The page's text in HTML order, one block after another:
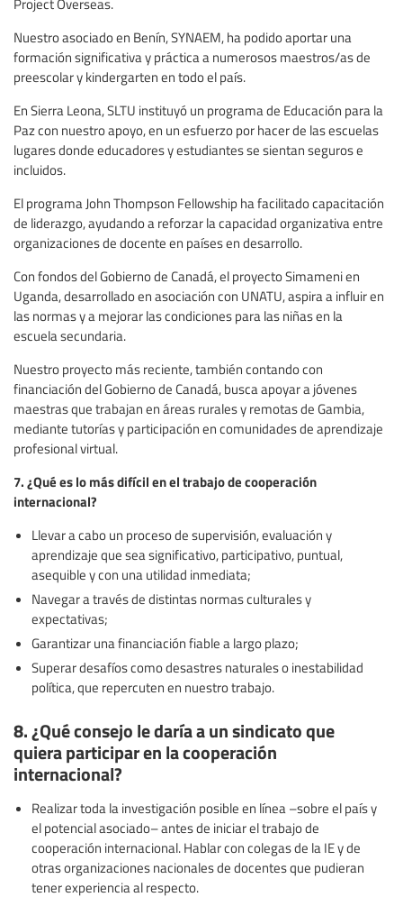
Nuestro asociado en Benín, SYNAEM, ha podido aportar una
formación significativa y práctica a numerosos maestros/as de
preescolar y kindergarten en todo el país.
En Sierra Leona, SLTU instituyó un programa de Educación para la
Paz con nuestro apoyo, en un esfuerzo por hacer de las escuelas
lugares donde educadores y estudiantes se sientan seguros e
incluidos.
El programa John Thompson Fellowship ha facilitado capacitación
de liderazgo, ayudando a reforzar la capacidad organizativa entre
organizaciones de docente en países en desarrollo.
Con fondos del Gobierno de Canadá, el proyecto Simameni en
Uganda, desarrollado en asociación con UNATU, aspira a influir en
las normas y a mejorar las condiciones para las niñas en la
escuela secundaria.
Nuestro proyecto más reciente, también contando con
financiación del Gobierno de Canadá, busca apoyar a jóvenes
maestras que trabajan en áreas rurales y remotas de Gambia,
mediante tutorías y participación en comunidades de aprendizaje
profesional virtual.
7. ¿Qué es lo más difícil en el trabajo de cooperación
internacional?
Llevar a cabo un proceso de supervisión, evaluación y
aprendizaje que sea significativo, participativo, puntual,
asequible y con una utilidad inmediata;
Navegar a través de distintas normas culturales y
expectativas;
Garantizar una financiación fiable a largo plazo;
Superar desafíos como desastres naturales o inestabilidad
política, que repercuten en nuestro trabajo.
8. ¿Qué consejo le daría a un sindicato que
quiera participar en la cooperación
internacional?
Realizar toda la investigación posible en línea –sobre el país y
el potencial asociado– antes de iniciar el trabajo de
cooperación internacional. Hablar con colegas de la IE y de
otras organizaciones nacionales de docentes que pudieran
tener experiencia al respecto.